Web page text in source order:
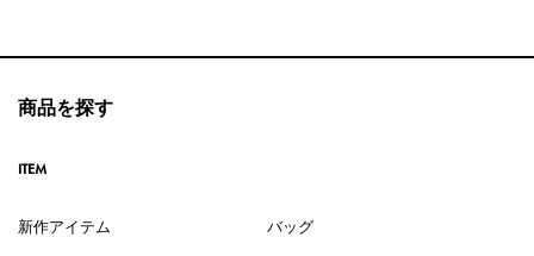
商品を探す
ITEM
新作アイテム バッグ